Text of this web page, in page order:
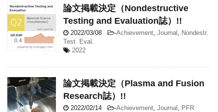
論文掲載決定（Nondestructive
Testing and Evaluation誌）!!
2022/03/08 -Achievement, Journal , Nondestr.
Test. Eval.
2022
論文掲載決定（Plasma and Fusion
Research誌）!!
2022/02/14 -Achievement, Journal , PFR